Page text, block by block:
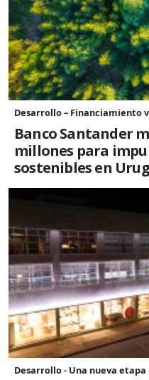
Desarrollo – Financiamiento
Banco Santander
millones para
sostenibles en
Desarrollo - Una nueva